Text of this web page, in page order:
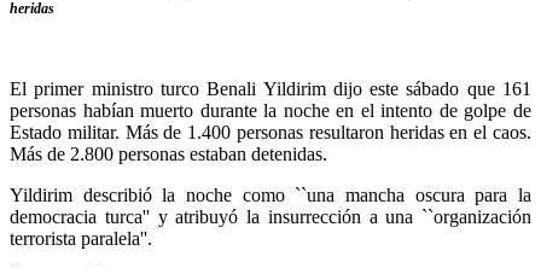
heridas
El primer ministro turco Benali Yildirim dijo este sábado que 161
personas habían muerto durante la noche en el intento de golpe de
Estado militar. Más de 1.400 personas resultaron heridas en el caos.
Más de 2.800 personas estaban detenidas.
Yildirim describió la noche como ``una mancha oscura para la
democracia turca'' y atribuyó la insurrección a una ``organización
terrorista paralela''.